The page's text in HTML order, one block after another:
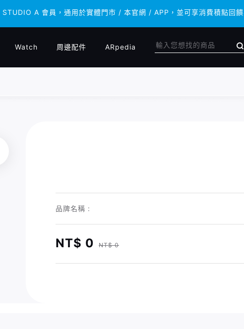
A 會員，通用於實體門市 / 本官網 / APP，並可享消費積點回饋
A 會員，通用於實體門市 / 本官網 / APP，並可享消費積點回饋
Watch 周邊配件 ARpedia
品牌名稱 :
NT$ 0 NT$ 0